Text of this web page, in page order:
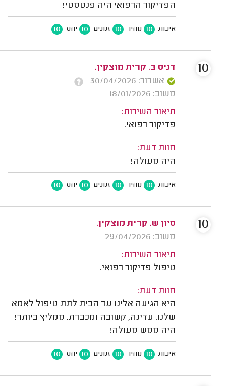
הפדיקור הרפואי היה פנטסטי!
איכות 10 מחיר 10 זמנים 10 יחס 10
דניס ב. קרית מוצקין.
אשרור: 30/04/2026
משוב: 18/01/2026
תיאור השירות:
פדיקור רפואי.
חוות דעת:
היה מעולה!
איכות 10 מחיר 10 זמנים 10 יחס 10
10
סיון ש. קרית מוצקין.
משוב: 29/04/2026
תיאור השירות:
טיפול פדיקור רפואי.
חוות דעת:
היא הגיעה אלינו עד הבית לתת טיפול לאמא
שלנו. עדינה, קשובה ומכבדת. ממליץ ביותר!
היה ממש מעולה!
איכות 10 מחיר 10 זמנים 10 יחס 10
10